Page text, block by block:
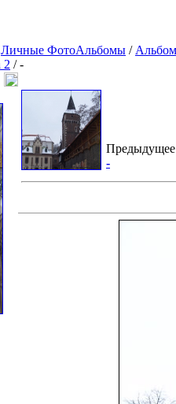
Личные ФотоАльбомы /
2 / -
-